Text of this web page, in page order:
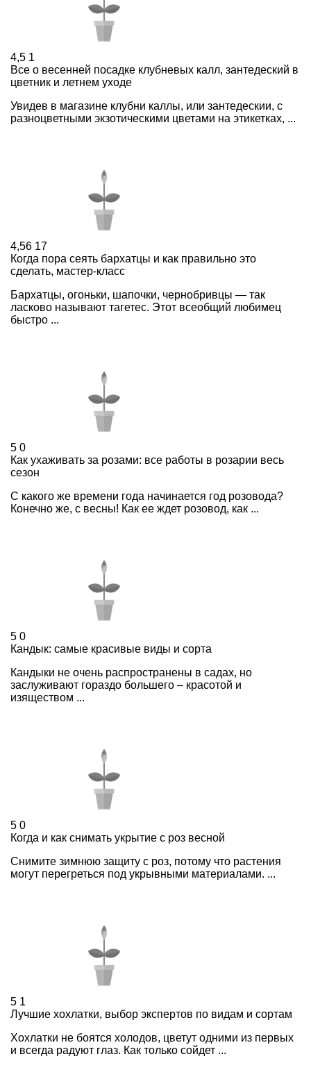
4,5 1
Все о весенней посадке клубневых калл, зантедеский в
цветник и летнем уходе
Увидев в магазине клубни каллы, или зантедескии, с
разноцветными экзотическими цветами на этикетках, ...
4,56 17
Когда пора сеять бархатцы и как правильно это
сделать, мастер-класс
Бархатцы, огоньки, шапочки, чернобривцы — так
ласково называют тагетес. Этот всеобщий любимец
быстро ...
5 0
Как ухаживать за розами: все работы в розарии весь
сезон
С какого же времени года начинается год розовода?
Конечно же, с весны! Как ее ждет розовод, как ...
5 0
Кандык: самые красивые виды и сорта
Кандыки не очень распространены в садах, но
заслуживают гораздо большего – красотой и
изяществом ...
5 0
Когда и как снимать укрытие с роз весной
Снимите зимнюю защиту с роз, потому что растения
могут перегреться под укрывными материалами. ...
5 1
Лучшие хохлатки, выбор экспертов по видам и сортам
Хохлатки не боятся холодов, цветут одними из первых
и всегда радуют глаз. Как только сойдет ...